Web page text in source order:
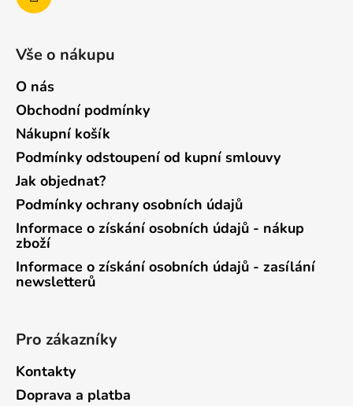
Vše o nákupu
O nás
Obchodní podmínky
Nákupní košík
Podmínky odstoupení od kupní smlouvy
Jak objednat?
Podmínky ochrany osobních údajů
Informace o získání osobních údajů - nákup
zboží
Informace o získání osobních údajů - zasílání
newsletterů
Pro zákazníky
Kontakty
Doprava a platba